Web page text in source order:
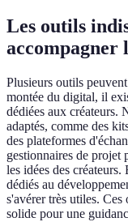
Les outils
accompagner
Plusieurs outils
montée du digital, il
dédiées aux créateurs.
adaptés, comme des
des plateformes
gestionnaires de projet
les idées des
dédiés au
s'avérer très utiles.
solide pour une